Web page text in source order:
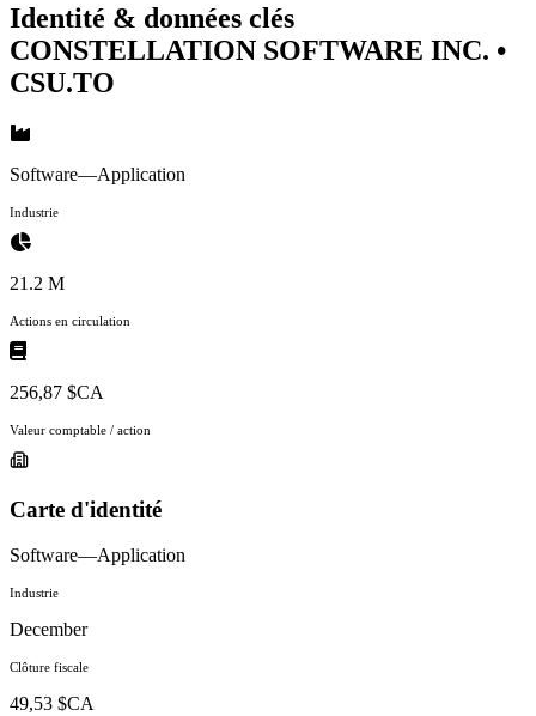
Identité & données clés
CONSTELLATION SOFTWARE INC. •
CSU.TO
Software—Application
Industrie
21.2 M
Actions en circulation
256,87 $CA
Valeur comptable / action
Carte d'identité
Software—Application
Industrie
December
Clôture fiscale
49,53 $CA